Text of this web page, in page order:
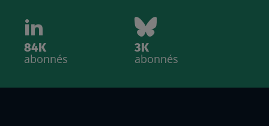
84K
abonnés
3K
abonnés